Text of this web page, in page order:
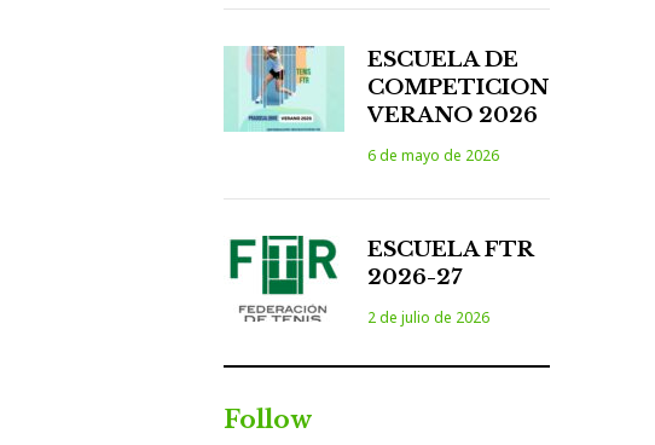
ESCUELA DE
COMPETICION
VERANO 2026
6 de mayo de 2026
ESCUELA FTR
2026-27
2 de julio de 2026
Follow